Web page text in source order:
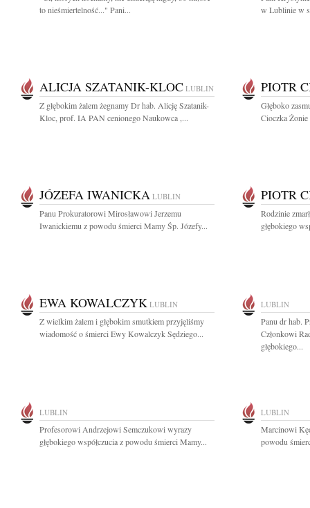
to nieśmiertelność..." Pani...
w Lublinie w
ALICJA SZATANIK-KLOC LUBLIN
Z głębokim żalem żegnamy Dr hab. Alicję Szatanik-
Kloc, prof. IA PAN cenionego Naukowca ,...
PIOTR
Głęboko
Cioczka
JÓZEFA IWANICKA LUBLIN
Panu Prokuratorowi Mirosławowi Jerzemu
Iwanickiemu z powodu śmierci Mamy Śp. Józefy...
PIOTR
Rodzinie
głębokiego
EWA KOWALCZYK LUBLIN
Z wielkim żalem i głębokim smutkiem przyjęliśmy
wiadomość o śmierci Ewy Kowalczyk Sędziego...
LUBLIN
Panu dr hab.
Członkowi
głębokiego...
LUBLIN
Profesorowi Andrzejowi Semczukowi wyrazy
głębokiego współczucia z powodu śmierci Mamy...
LUBLIN
Marcinowi
powodu